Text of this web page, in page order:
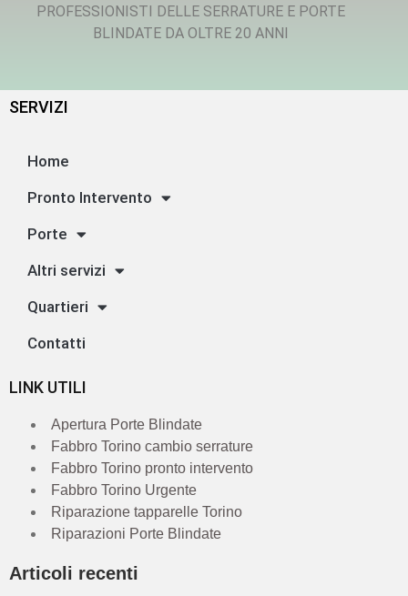
PROFESSIONISTI DELLE SERRATURE E PORTE
BLINDATE DA OLTRE 20 ANNI
SERVIZI
Home
Pronto Intervento
Porte
Altri servizi
Quartieri
Contatti
LINK UTILI
Apertura Porte Blindate
Fabbro Torino cambio serrature
Fabbro Torino pronto intervento
Fabbro Torino Urgente
Riparazione tapparelle Torino
Riparazioni Porte Blindate
Articoli recenti